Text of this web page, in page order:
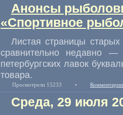
Анонсы
«Спортивное
Листая страницы
сравнительно недавно
петербургских лавок
товара.
Просмотрели 15233 •
Среда, 29 июля